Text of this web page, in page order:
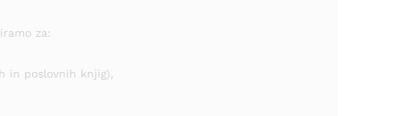
za:
in poslovnih knjig),